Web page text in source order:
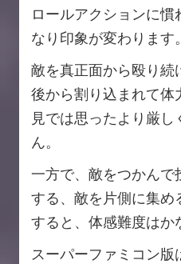
ロールアクションに
なり印象が変わります。
敵を真正面から殴り続
後から割り込まれて体
見では思ったより厳
ん。
一方で、敵をつかんで
する、敵を片側に集め
すると、体感難度はか
スーパーファミコン